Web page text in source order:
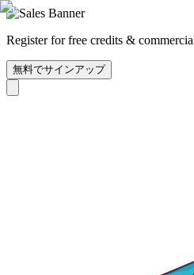
Register for free credits &
無料でサインアップ